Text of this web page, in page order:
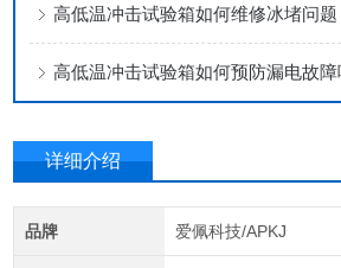
高低温冲击试验箱如何维修冰堵问题
高低温冲击试验箱如何预防漏电故障
详细介绍
品牌 爱佩科技/APKJ